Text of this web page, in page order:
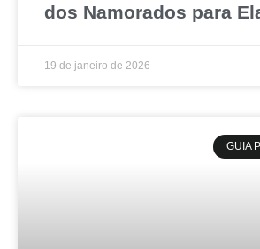
dos Namorados para
19 de janeiro de 2026
GUIA